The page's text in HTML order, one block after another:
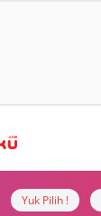
Yuk Pilih !